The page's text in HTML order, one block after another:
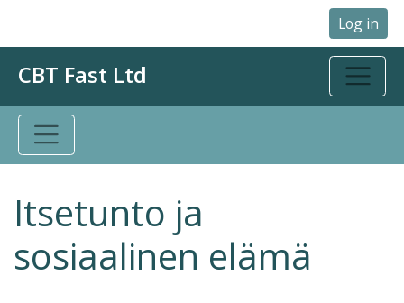
Log in
CBT Fast Ltd
Itsetunto ja
sosiaalinen elämä